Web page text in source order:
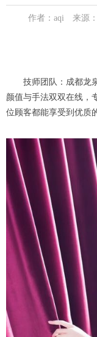
作者：aqi 来源
技师团队：成都龙泉
颜值与手法双双在线，
位顾客都能享受到优质